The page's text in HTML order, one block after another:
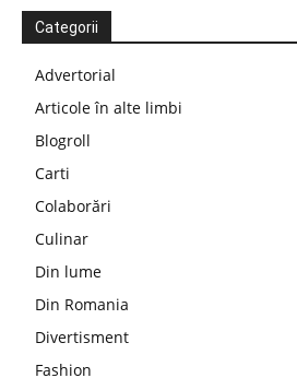
Categorii
Advertorial
Articole în alte limbi
Blogroll
Carti
Colaborări
Culinar
Din lume
Din Romania
Divertisment
Fashion